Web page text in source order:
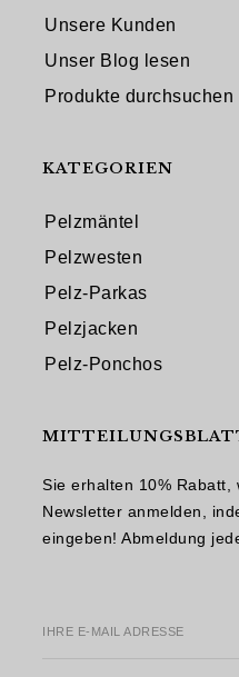
Unsere Kunden
Unser Blog lesen
Produkte durchsuchen
KATEGORIEN
Pelzmäntel
Pelzwesten
Pelz-Parkas
Pelzjacken
Pelz-Ponchos
Sie erhalten 10% Rabatt,
Newsletter anmelden,
eingeben! Abmeldung
IHRE E-MAIL ADRESSE